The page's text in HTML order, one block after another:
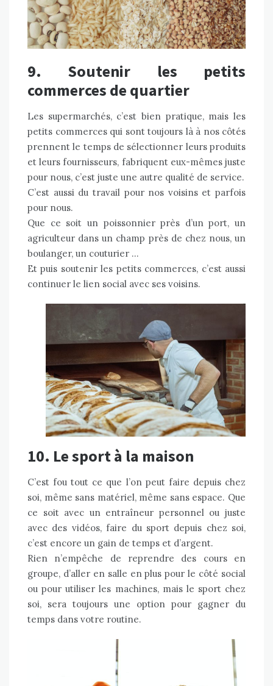
9. Soutenir les petits
commerces de quartier
Les supermarchés, c’est bien pratique, mais les
petits commercesqui sont toujours là à nos côtés
prennent le temps de sélectionner leurs produits
et leurs fournisseurs, fabriquent eux-mêmes juste
pour nous, c’est juste une autre qualité de service.
C’est aussi du travail pour nos voisins et parfois
pour nous.
Que ce soit un poissonnier près d’un port, un
agriculteur dans un champ près de chez nous, un
boulanger, un couturier …
Et puis soutenir les petits commerces, c’est aussi
continuer le lien social avec ses voisins.
10. Le sport à la maison
C’est fou tout ce que l’on peut faire depuis chez
soi, même sans matériel, même sans espace. Que
ce soit avec un entraîneur personnel ou juste
avec des vidéos, faire du sport depuis chez soi,
c’est encore un gain de temps et d’argent.
Rien n’empêche de reprendre des cours en
groupe, d’aller en salle en plus pour le côté social
ou pour utiliser les machines, mais le sport chez
soi, sera toujours une option pour gagner du
temps dans votre routine.